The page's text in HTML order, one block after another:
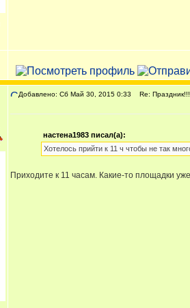
Добавлено: Сб Май 30, 2015 0:33 Re:
настена1983 писал(а):
Хотелось прийти к 11 ч чтобы не так
Приходите к 11 часам. Какие-то площадки